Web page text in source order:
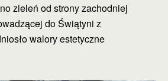
zieleń od strony zachodniej
do Świątyni z
walory estetyczne